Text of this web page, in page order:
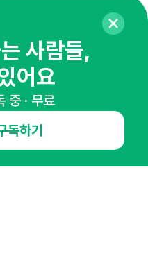
사람들,
어요
중 · 무료
독하기